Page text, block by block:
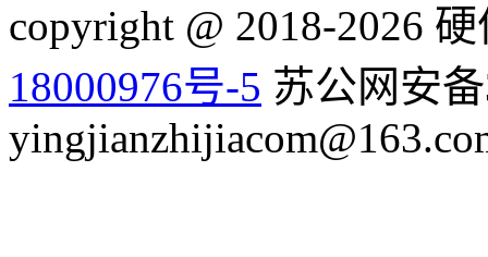
copyright @ 2018-2026
18000976号-5 苏公网安